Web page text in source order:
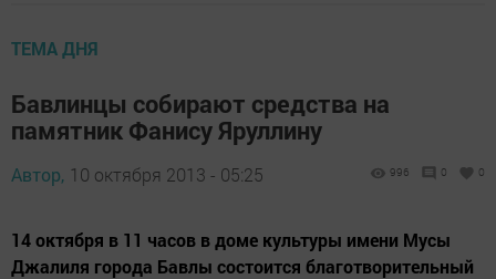
ТЕМА ДНЯ
Бавлинцы собирают средства на
памятник Фанису Яруллину
Автор, 10 октября 2013 - 05:25 996 0 0
14 октября в 11 часов в доме культуры имени Мусы
Джалиля города Бавлы состоится благотворительный